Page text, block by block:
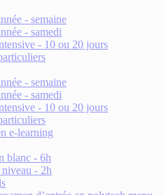
- semaine
- samedi
- 10 ou 20 jours
- semaine
- samedi
- 10 ou 20 jours
e-learning
blanc - 6h
niveau - 2h